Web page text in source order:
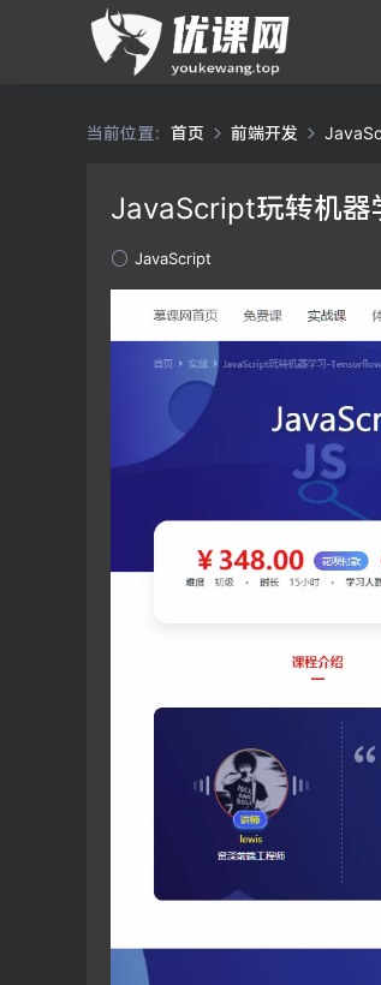
当前位置： 首页 前端开发
JavaScript玩转机器
JavaScript